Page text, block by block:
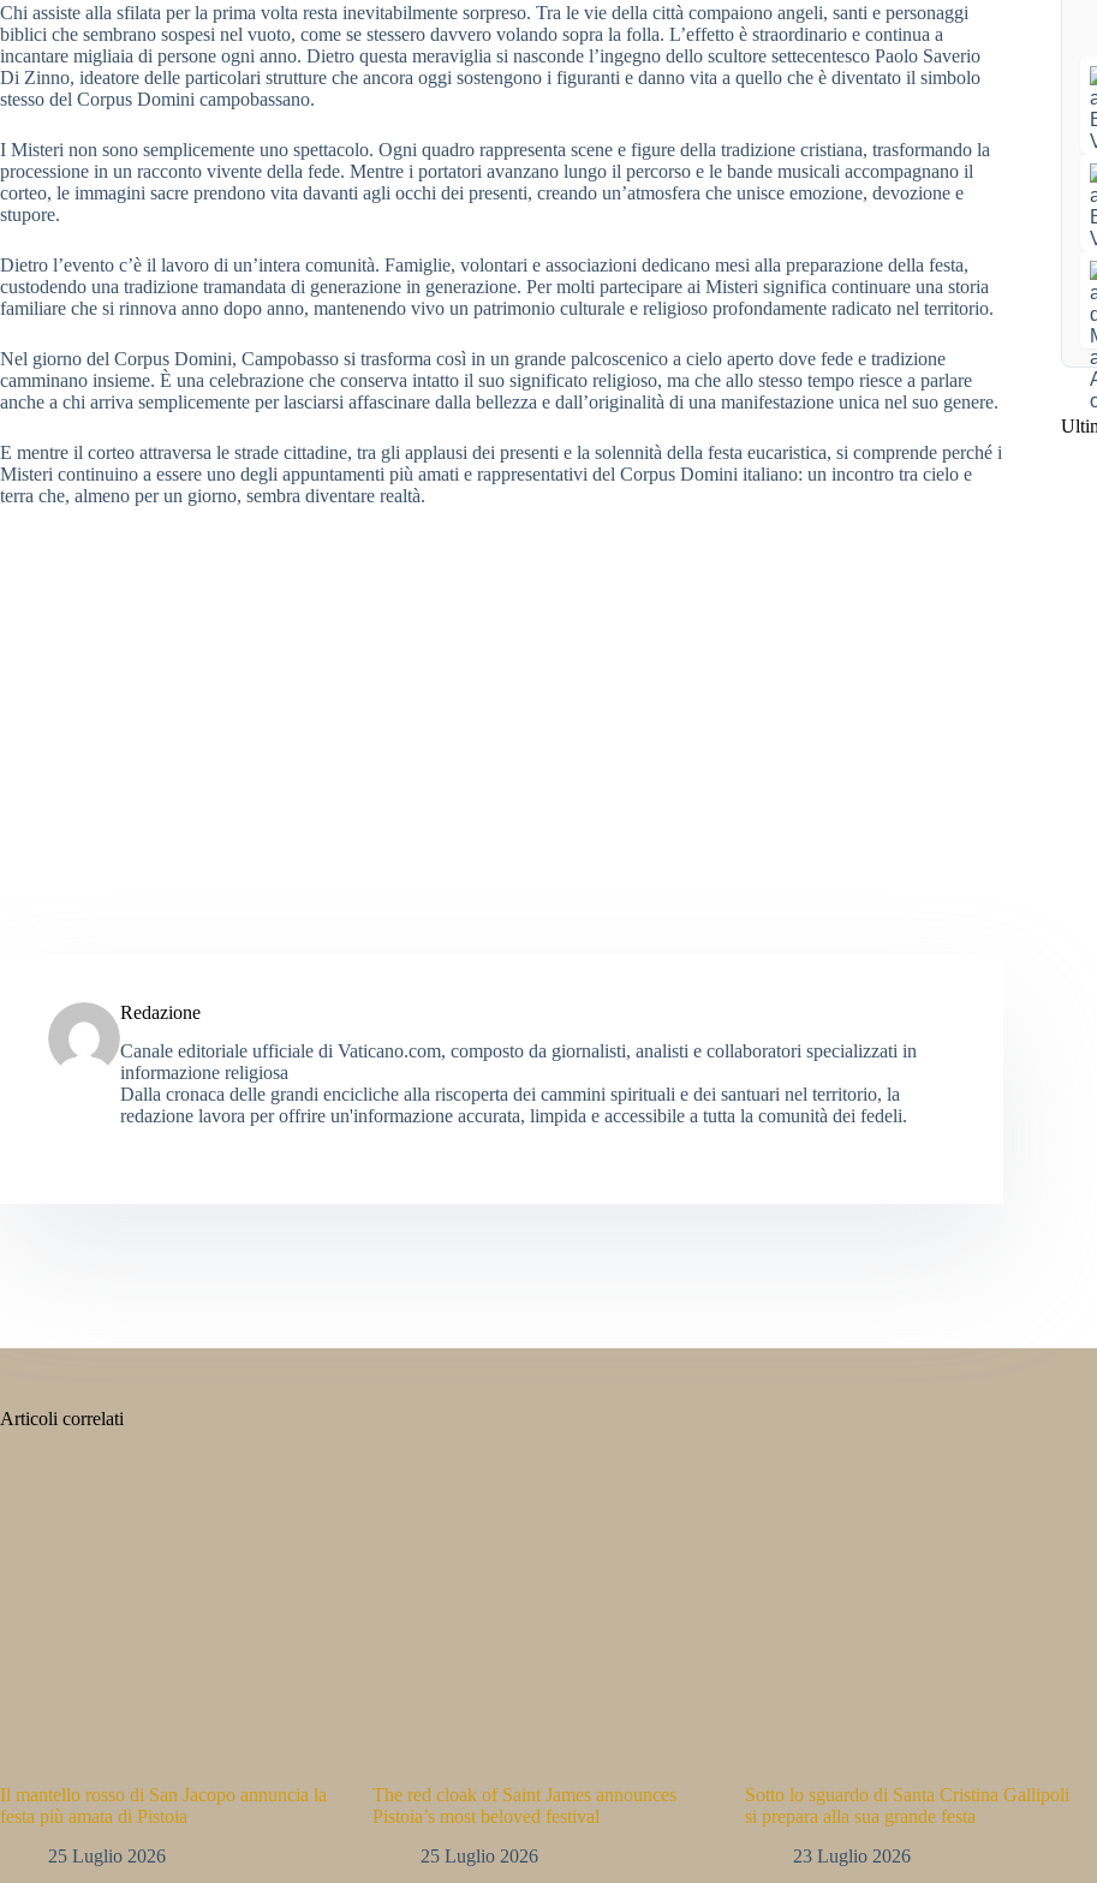
Chi assiste alla sfilata per la prima volta resta inevitabilmente sorpreso. Tra le vie della città compaiono angeli, santi e personaggi
biblici che sembrano sospesi nel vuoto, come se stessero davvero volando sopra la folla. L’effetto è straordinario e continua a
incantare migliaia di persone ogni anno. Dietro questa meraviglia si nasconde l’ingegno dello scultore settecentesco Paolo Saverio
Di Zinno, ideatore delle particolari strutture che ancora oggi sostengono i figuranti e danno vita a quello che è diventato il simbolo
stesso del Corpus Domini campobassano.
I Misteri non sono semplicemente uno spettacolo. Ogni quadro rappresenta scene e figure della tradizione cristiana, trasformando la
processione in un racconto vivente della fede. Mentre i portatori avanzano lungo il percorso e le bande musicali accompagnano il
corteo, le immagini sacre prendono vita davanti agli occhi dei presenti, creando un’atmosfera che unisce emozione, devozione e
stupore.
Dietro l’evento c’è il lavoro di un’intera comunità. Famiglie, volontari e associazioni dedicano mesi alla preparazione della festa,
custodendo una tradizione tramandata di generazione in generazione. Per molti partecipare ai Misteri significa continuare una storia
familiare che si rinnova anno dopo anno, mantenendo vivo un patrimonio culturale e religioso profondamente radicato nel territorio.
Nel giorno del Corpus Domini, Campobasso si trasforma così in un grande palcoscenico a cielo aperto dove fede e tradizione
camminano insieme. È una celebrazione che conserva intatto il suo significato religioso, ma che allo stesso tempo riesce a parlare
anche a chi arriva semplicemente per lasciarsi affascinare dalla bellezza e dall’originalità di una manifestazione unica nel suo genere.
E mentre il corteo attraversa le strade cittadine, tra gli applausi dei presenti e la solennità della festa eucaristica, si comprende perché i
Misteri continuino a essere uno degli appuntamenti più amati e rappresentativi del Corpus Domini italiano: un incontro tra cielo e
terra che, almeno per un giorno, sembra diventare realtà.
Redazione
Canale editoriale ufficiale di Vaticano.com, composto da giornalisti, analisti e collaboratori specializzati in
informazione religiosa
Dalla cronaca delle grandi encicliche alla riscoperta dei cammini spirituali e dei santuari nel territorio, la
redazione lavora per offrire un'informazione accurata, limpida e accessibile a tutta la comunità dei fedeli.
Articoli correlati
Il mantello rosso di San Jacopo annuncia la
festa più amata di Pistoia
25 Luglio 2026
The red cloak of Saint James announces
Pistoia’s most beloved festival
25 Luglio 2026
Sotto lo sguardo di Santa Cristina Gallipoli
si prepara alla sua grande festa
23 Luglio 2026